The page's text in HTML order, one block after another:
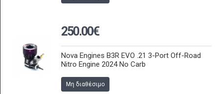
250.00€
Nova Engines B3R EVO .21 3-Port Off-Road
Nitro Engine 2024 No Carb
Μη διαθέσιμο